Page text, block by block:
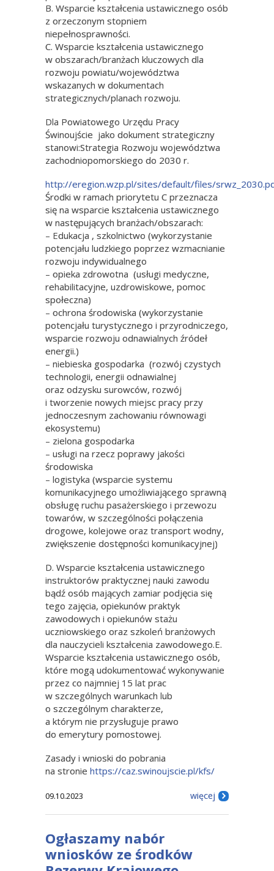
B. Wsparcie kształcenia ustawicznego osób
z orzeczonym stopniem
niepełnosprawności.
C. Wsparcie kształcenia ustawicznego
w obszarach/branżach kluczowych dla
rozwoju powiatu/województwa
wskazanych w dokumentach
strategicznych/planach rozwoju.
Dla Powiatowego Urzędu Pracy
Świnoujście jako dokument strategiczny
stanowi:Strategia Rozwoju województwa
zachodniopomorskiego do 2030 r.
http://eregion.wzp.pl/sites/default/files/
Środki w ramach priorytetu C przeznacza
się na wsparcie kształcenia ustawicznego
w następujących branżach/obszarach:
– Edukacja , szkolnictwo (wykorzystanie
potencjału ludzkiego poprzez wzmacnianie
rozwoju indywidualnego
– opieka zdrowotna (usługi medyczne,
rehabilitacyjne, uzdrowiskowe, pomoc
społeczna)
– ochrona środowiska (wykorzystanie
potencjału turystycznego i przyrodniczego,
wsparcie rozwoju odnawialnych źródeł
energii.)
– niebieska gospodarka (rozwój czystych
technologii, energii odnawialnej
oraz odzysku surowców, rozwój
i tworzenie nowych miejsc pracy przy
jednoczesnym zachowaniu równowagi
ekosystemu)
– zielona gospodarka
– usługi na rzecz poprawy jakości
środowiska
– logistyka (wsparcie systemu
komunikacyjnego umożliwiającego sprawną
obsługę ruchu pasażerskiego i przewozu
towarów, w szczególności połączenia
drogowe, kolejowe oraz transport wodny,
zwiększenie dostępności komunikacyjnej)
D. Wsparcie kształcenia ustawicznego
instruktorów praktycznej nauki zawodu
bądź osób mających zamiar podjęcia się
tego zajęcia, opiekunów praktyk
zawodowych i opiekunów stażu
uczniowskiego oraz szkoleń branżowych
dla nauczycieli kształcenia zawodowego.E.
Wsparcie kształcenia ustawicznego osób,
które mogą udokumentować wykonywanie
przez co najmniej 15 lat prac
w szczególnych warunkach lub
o szczególnym charakterze,
a którym nie przysługuje prawo
do emerytury pomostowej.
Zasady i wnioski do pobrania
na stronie https://caz.swinoujscie.pl/kfs/
09.10.2023 więcej
Ogłaszamy nabór
wniosków ze środków